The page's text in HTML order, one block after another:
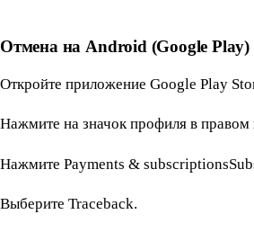
Отмена на Android (Google Play)
Откройте приложение Google Play
Нажмите на значок профиля в правом
Нажмите Payments &
Выберите Traceback.